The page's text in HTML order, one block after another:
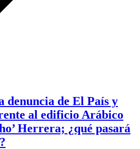
denuncia de El País y
al edificio Arábico
Herrera; ¿qué pasará